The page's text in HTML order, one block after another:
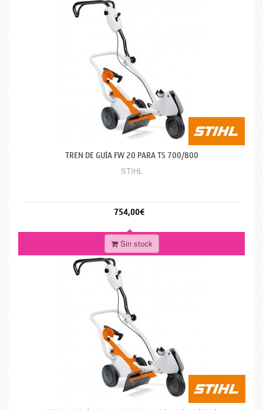
TREN DE GUÍA FW 20 PARA TS 700/800
STIHL
754,00€
Sin stock